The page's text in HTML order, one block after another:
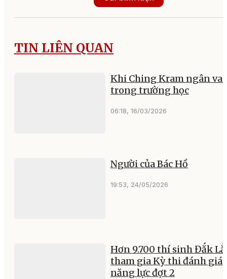
TIN LIÊN QUAN
Khi Ching Kram ngân
trong trường học
06:18, 16/03/2026
Người của Bác Hồ
19:53, 24/05/2026
Hơn 9.700 thí sinh Đắk
tham gia Kỳ thi đánh giá
năng lực đợt 2